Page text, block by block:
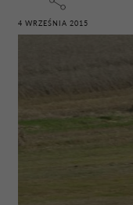
4 WRZEŚNIA 2015